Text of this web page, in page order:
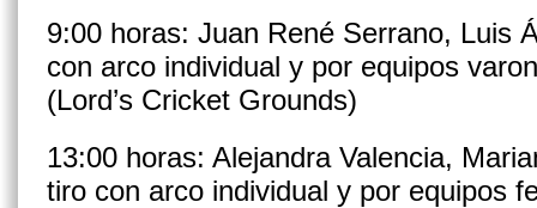
9:00 horas: Juan René Serrano, Luis
con arco individual y por equipos
(Lord’s Cricket Grounds)
13:00 horas: Alejandra Valencia,
tiro con arco individual y por equipos